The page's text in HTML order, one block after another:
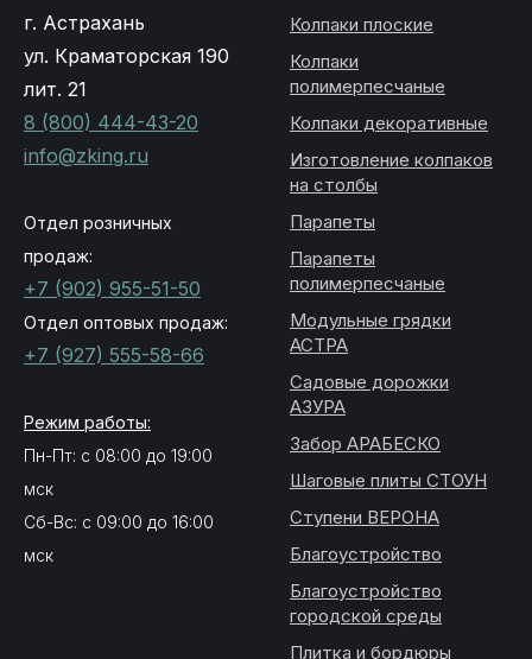
г. Астрахань
ул. Краматорская 190
лит. 21
8 (800) 444-43-20
info@zking.ru
Отдел розничных
продаж:
+7 (902) 955-51-50
Отдел оптовых продаж:
+7 (927) 555-58-66
Режим работы:
Пн-Пт: с 08:00 до 19:00
мск
Сб-Вс: с 09:00 до 16:00
мск
Колпаки плоские
Колпаки
полимерпесчаные
Колпаки декоративные
Изготовление колпаков
на столбы
Парапеты
Парапеты
полимерпесчаные
Модульные грядки
АСТРА
Садовые дорожки
АЗУРА
Забор АРАБЕСКО
Шаговые плиты СТОУН
Ступени ВЕРОНА
Благоустройство
Благоустройство
городской среды
Плитка и бордюры